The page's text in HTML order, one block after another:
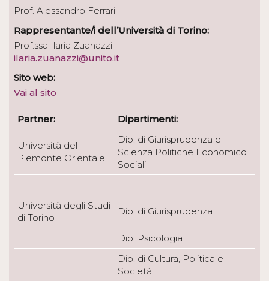
Prof. Alessandro Ferrari
Rappresentante/i dell’Università di Torino:
Prof.ssa Ilaria Zuanazzi
ilaria.zuanazzi@unito.it
Sito web:
Vai al sito
Partner: Dipartimenti:
Università del
Piemonte Orientale
Dip. di Giurisprudenza e
Scienza Politiche Economico
Sociali
Università degli Studi
di Torino
Dip. di Giurisprudenza
Dip. Psicologia
Dip. di Cultura, Politica e
Società